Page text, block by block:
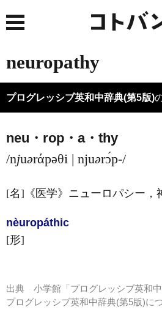
neuropathy
プログレッシブ英和中辞典(第5版)
neu・rop・a・thy
/njuərάpəθi | njuərɔ́p-/
[名] 《医学》 ニューロパシー，
nèuropáthic
[形]
出典 小学館「プログレッシブ英和中
プログレッシブ英和中辞典(第5版)